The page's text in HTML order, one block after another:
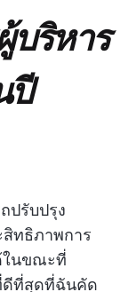
บริหาร
ปี
ปรับปรุง
สิทธิภาพการ
ในขณะที่
ดีที่สุดที่ฉันคัด